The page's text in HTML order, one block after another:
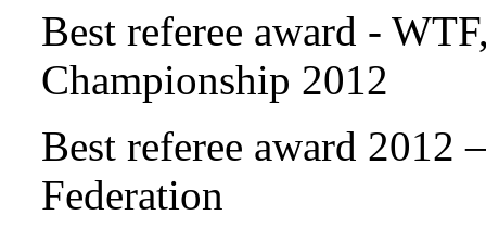
Best referee award -
Championship 2012
Best referee award 2012
Federation